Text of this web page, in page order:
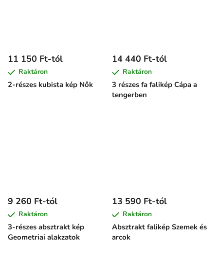
2-részes kubista kép Nők
11 150 Ft-tól
Raktáron
3 részes fa falikép Cápa a
tengerben
14 440 Ft-tól
Raktáron
3-részes absztrakt kép
Geometriai alakzatok
9 260 Ft-tól
Raktáron
Absztrakt falikép Szemek és
arcok
13 590 Ft-tól
Raktáron